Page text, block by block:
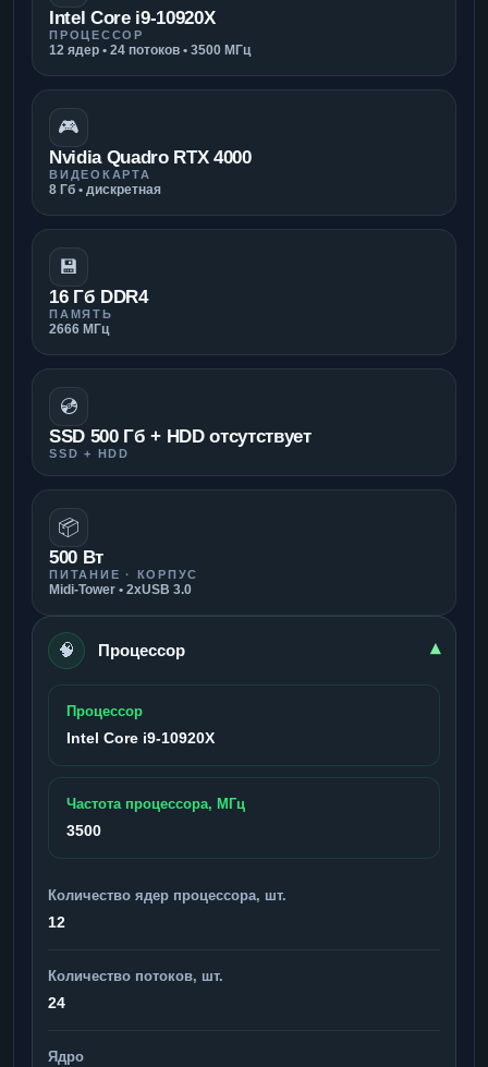
Intel Core i9-10920X
ПРОЦЕССОР
12 ядер • 24 потоков • 3500 МГц
🎮
Nvidia Quadro RTX 4000
ВИДЕОКАРТА
8 Гб • дискретная
💾
16 Гб DDR4
ПАМЯТЬ
2666 МГц
💿
SSD 500 Гб + HDD отсутствует
SSD + HDD
📦
500 Вт
ПИТАНИЕ · КОРПУС
Midi-Tower • 2xUSB 3.0
🧠 Процессор ▾
Процессор
Intel Core i9-10920X
Частота процессора, МГц
3500
Количество ядер процессора, шт.
12
Количество потоков, шт.
24
Ядро